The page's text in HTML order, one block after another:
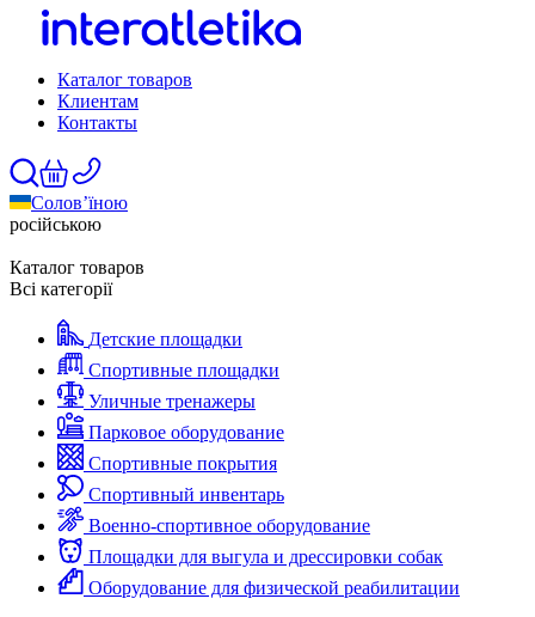
Каталог товаров
Клиентам
Контакты
Солов’їною
російською
Каталог товаров
Всі категорії
Детские площадки
Спортивные площадки
Уличные тренажеры
Парковое оборудование
Спортивные покрытия
Спортивный инвентарь
Военно-спортивное оборудование
Площадки для выгула и дрессировки собак
Оборудование для физической реабилитации